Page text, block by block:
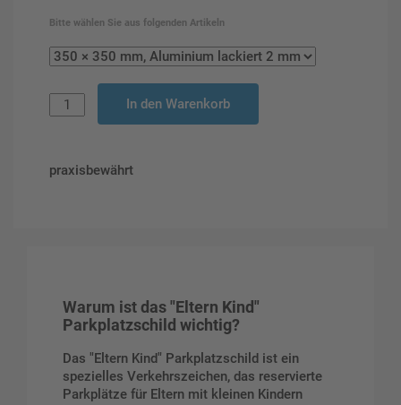
Bitte wählen Sie aus folgenden Artikeln
In den Warenkorb
praxisbewährt
Warum ist das "Eltern Kind"
Parkplatzschild wichtig?
Das "Eltern Kind" Parkplatzschild ist ein
spezielles Verkehrszeichen, das reservierte
Parkplätze für Eltern mit kleinen Kindern